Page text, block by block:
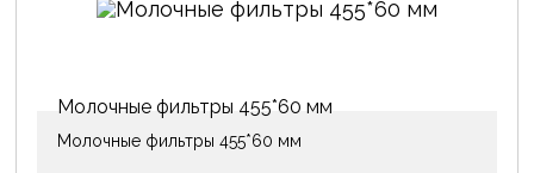
Молочные фильтры 455*60 мм
Молочные фильтры 455*60 мм